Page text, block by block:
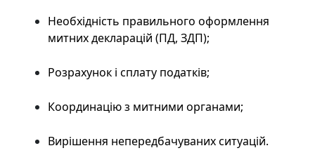
Необхідність правильного оформлення
митних декларацій (ПД, ЗДП);
Розрахунок і сплату податків;
Координацію з митними органами;
Вирішення непередбачуваних ситуацій.